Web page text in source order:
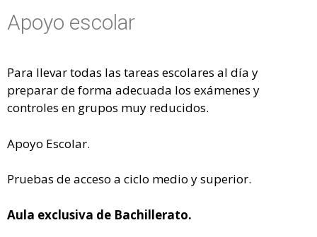
Apoyo escolar
Para llevar todas las tareas escolares al día y
preparar de forma adecuada los exámenes y
controles en grupos muy reducidos.
Apoyo Escolar.
Pruebas de acceso a ciclo medio y superior.
Aula exclusiva de Bachillerato.